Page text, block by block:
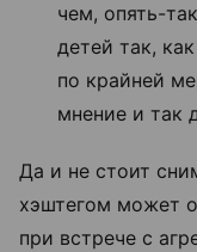
чем, опять-
детей так,
по крайней
мнение и так
Да и не стоит
хэштегом может
при встрече с